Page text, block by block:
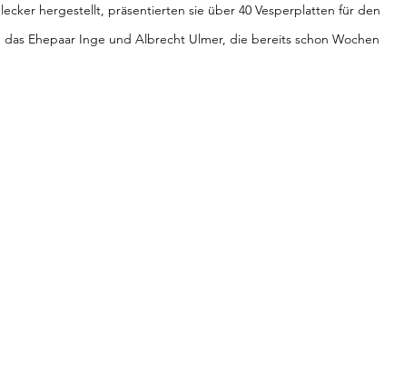
hergestellt, präsentierten sie über 40 Vesperplatten für den
das Ehepaar Inge und Albrecht Ulmer, die bereits schon Wochen